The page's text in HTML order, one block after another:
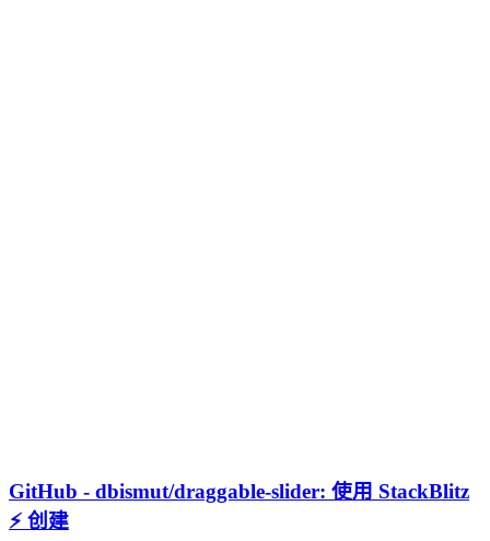
GitHub - dbismut/draggable-slider: 使用 StackBlitz
⚡️ 创建